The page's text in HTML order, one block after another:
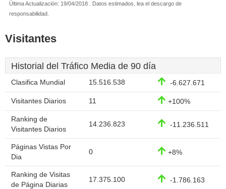
Última Actualización: 19/04/2018 . Datos estimados, lea el descargo de
responsabilidad.
Visitantes
Historial del Tráfico Media de 90 día
Clasifica Mundial 15.516.538 -6.627.671
Visitantes Diarios 11 +100%
Ranking de
Visitantes Diarios
14.236.823 -11.236.511
Páginas Vistas Por
Dia
0 +8%
Ranking de Visitas
de Página Diarias
17.375.100 -1.786.163